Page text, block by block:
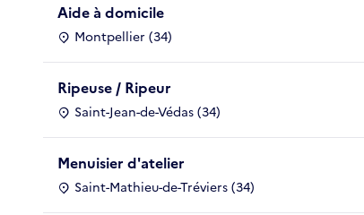
Aide à domicile
Montpellier (34)
Ripeuse / Ripeur
Saint-Jean-de-Védas (34)
Menuisier d'atelier
Saint-Mathieu-de-Tréviers (34)